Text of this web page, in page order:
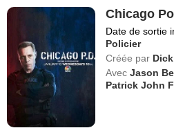
Chicago
Date de sortie
Policier
Créée par
Avec Jason
Patrick John